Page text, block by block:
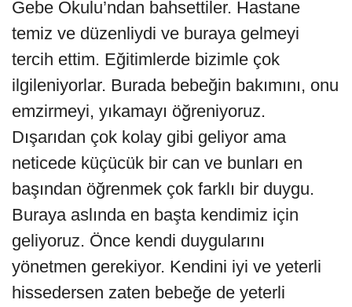
Gebe Okulu’ndan bahsettiler. Hastane
temiz ve düzenliydi ve buraya gelmeyi
tercih ettim. Eğitimlerde bizimle çok
ilgileniyorlar. Burada bebeğin bakımını, onu
emzirmeyi, yıkamayı öğreniyoruz.
Dışarıdan çok kolay gibi geliyor ama
neticede küçücük bir can ve bunları en
başından öğrenmek çok farklı bir duygu.
Buraya aslında en başta kendimiz için
geliyoruz. Önce kendi duygularını
yönetmen gerekiyor. Kendini iyi ve yeterli
hissedersen zaten bebeğe de yeterli